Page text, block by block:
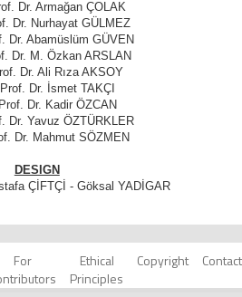
Dr. Armağan ÇOLAK
Dr. Nurhayat GÜLMEZ
Dr. Abamüslüm GÜVEN
Dr. M. Özkan ARSLAN
Dr. Ali Rıza AKSOY
Dr. İsmet TAKÇI
Dr. Kadir ÖZCAN
Dr. Yavuz ÖZTÜRKLER
Dr. Mahmut SÖZMEN
DESIGN
ÇİFTÇİ - Göksal YADİGAR
For
Ethical
Principles
Copyright Contact